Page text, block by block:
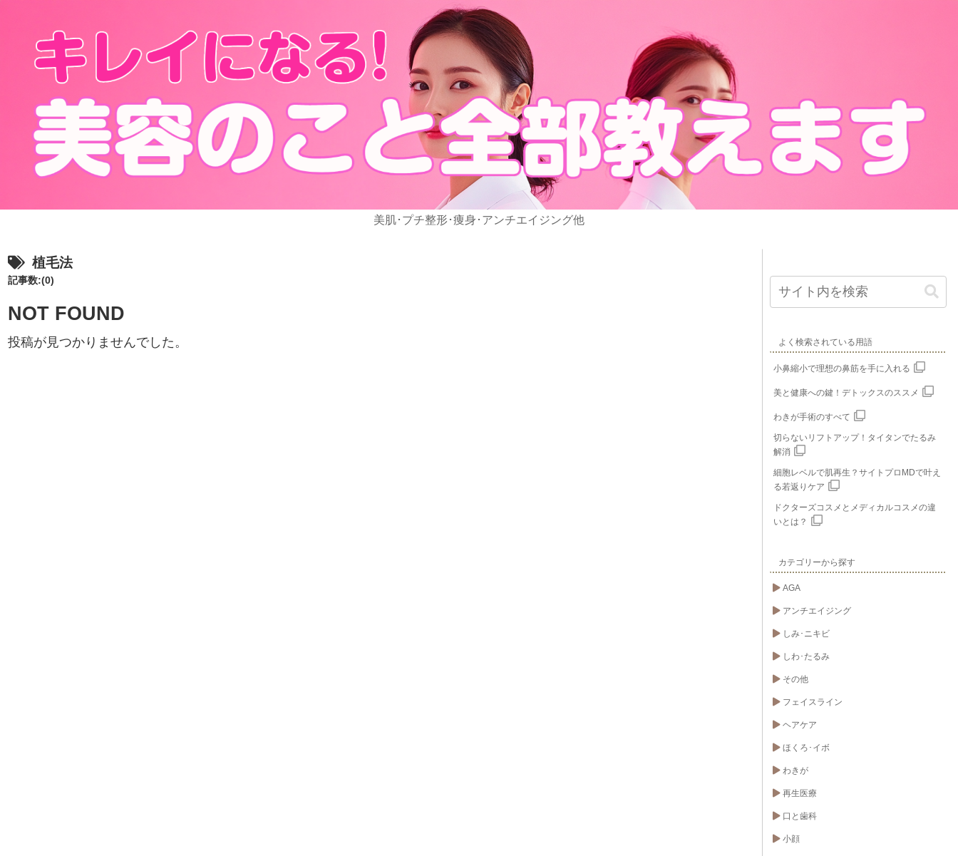
美肌･プチ整形･痩身･アンチエイジング他
植毛法
記事数:(0)
NOT FOUND
投稿が見つかりませんでした。 よく検索されている用語
小鼻縮小で理想の鼻筋を手に入れる
美と健康への鍵！デトックスのススメ
わきが手術のすべて
切らないリフトアップ！タイタンでたるみ
解消
細胞レベルで肌再生？サイトプロMDで叶え
る若返りケア
ドクターズコスメとメディカルコスメの違
いとは？
カテゴリーから探す
AGA
アンチエイジング
しみ･ニキビ
しわ･たるみ
その他
フェイスライン
ヘアケア
ほくろ･イボ
わきが
再生医療
口と歯科
小顔